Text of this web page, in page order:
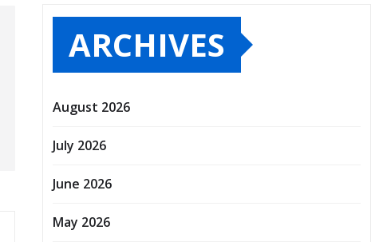
ARCHIVES
August 2026
July 2026
June 2026
May 2026